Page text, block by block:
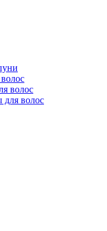
волос
для волос